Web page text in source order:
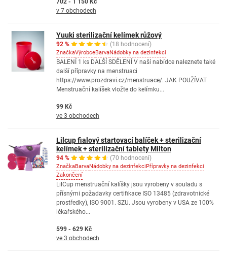
702 - 1 150 Kč
v 7 obchodech
Yuuki sterilizační kelímek růžový
92 % (18 hodnocení)
ZnačkaVýrobceBarvaNádobky na dezinfekci
BALENÍ 1 ks DALŠÍ SDĚLENÍ V naší nabídce naleznete také
další přípravky na menstruaci
https://www.prozdravi.cz/menstruace/. JAK POUŽÍVAT
Menstruační kalíšek vložte do kelímku...
99 Kč
ve 3 obchodech
Lilcup fialový startovací balíček + sterilizační
kelímek + sterilizační tablety Milton
94 % (70 hodnocení)
ZnačkaBarvaNádobky na dezinfekciPřípravky na dezinfekci
Zakončení
LilCup menstruační kalíšky jsou vyrobeny v souladu s
přísnými požadavky certifikace ISO 13485 (zdravotnické
prostředky), ISO 9001. SZU. Jsou vyrobeny v USA ze 100%
lékařského...
599 - 629 Kč
ve 3 obchodech